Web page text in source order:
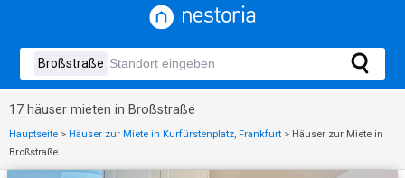
17 häuser mieten in Broßstraße
Hauptseite > Häuser zur Miete in Kurfürstenplatz, Frankfurt > Häuser zur Miete in
Broßstraße